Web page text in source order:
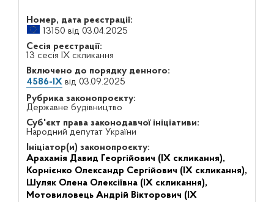
Номер, дата реєстрації:
13150 від 03.04.2025
Сесія реєстрації:
13 сесія IX скликання
Включено до порядку денного:
4586-IXвід 03.09.2025
Рубрика законопроєкту:
Державне будівництво
Суб'єкт права законодавчої ініціативи:
Народний депутат України
Ініціатор(и) законопроєкту:
Арахамія Давид Георгійович (IX скликання),
Корнієнко Олександр Сергійович (IX скликання),
Шуляк Олена Олексіївна (IX скликання),
Мотовиловець Андрій Вікторович (IX